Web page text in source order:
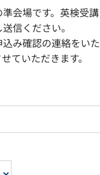
会場です。英検受講
信ください。
み確認の連絡をいた
ていただきます。